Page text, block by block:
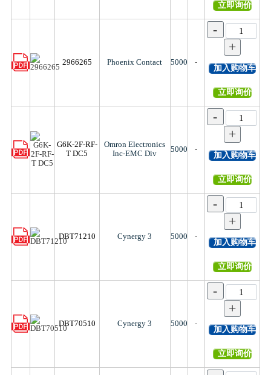
立即询价
2966265 Phoenix Contact 5000 -
-
+
加入购物车
立即询价
G6K-2F-RF-
T DC5
Omron Electronics
Inc-EMC Div
5000 -
-
+
加入购物车
立即询价
DBT71210 Cynergy 3 5000 -
-
+
加入购物车
立即询价
DBT70510 Cynergy 3 5000 -
-
+
加入购物车
立即询价